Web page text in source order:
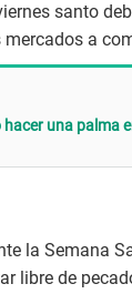
santo
a
una palma
la Semana
libre de